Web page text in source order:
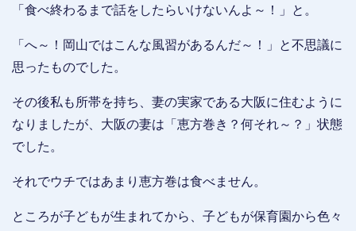
「食べ終わるまで話をしたらいけないんよ～！」と。
「へ～！岡山ではこんな風習があるんだ～！」と不思議に
思ったものでした。
その後私も所帯を持ち、妻の実家である大阪に住むように
なりましたが、大阪の妻は「恵方巻き？何それ～？」状態
でした。
それでウチではあまり恵方巻は食べません。
ところが子どもが生まれてから、子どもが保育園から色々